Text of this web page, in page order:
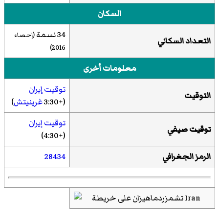
السكان
التعداد السكاني 34 نسمة
(إحصاء
2016
)
معلومات أخرى
التوقيت
توقيت إيران
(+3:30
غرينيتش)
توقيت صيفي
توقيت إيران
(+4:30)
الرمز الجغرافي
28434